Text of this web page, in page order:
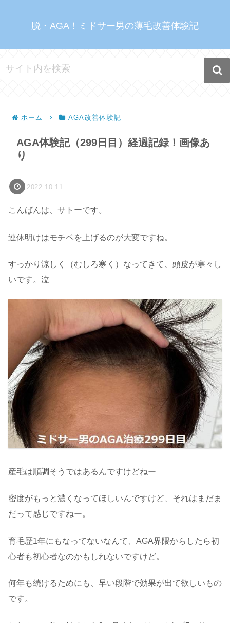
脱・AGA！ミドサー男の薄毛改善体験記
ホーム AGA改善体験記
AGA体験記（299日目）経過記録！画像あ
り
2022.10.11
こんばんは、サトーです。
連休明けはモチベを上げるのが大変ですね。
すっかり涼しく（むしろ寒く）なってきて、頭皮が寒々し
いです。泣
産毛は順調そうではあるんですけどねー
密度がもっと濃くなってほしいんですけど、それはまだま
だって感じですねー。
育毛歴1年にもなってないなんて、AGA界隈からしたら初
心者も初心者なのかもしれないですけど。
何年も続けるためにも、早い段階で効果が出て欲しいもの
です。